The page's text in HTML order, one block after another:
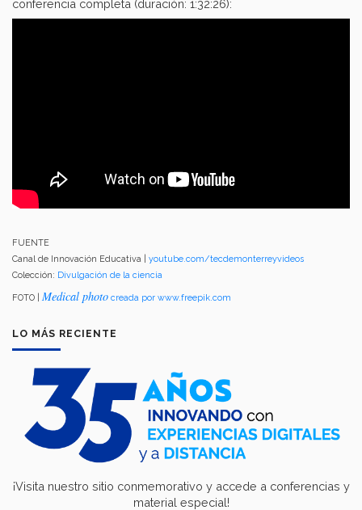
conferencia completa (duración: 1:32:26):
FUENTE
Canal de Innovación Educativa | youtube.com/tecdemonterreyvideos
Colección: Divulgación de la ciencia
FOTO | Medical photo creada por www.freepik.com
LO MÁS RECIENTE
¡Visita nuestro sitio conmemorativo y accede a conferencias y
material especial!